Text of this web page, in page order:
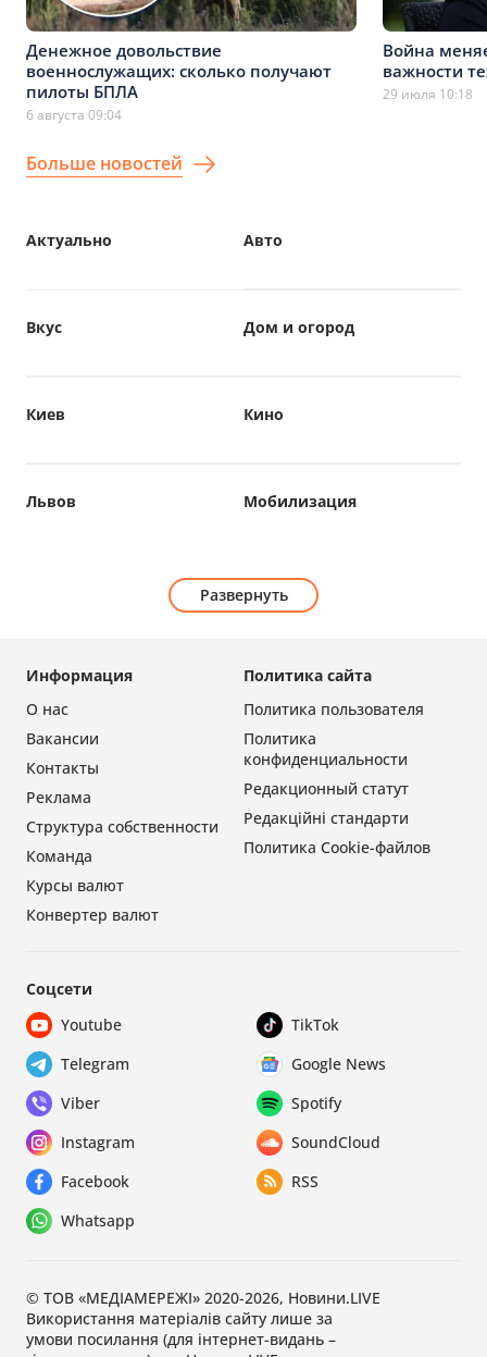
Денежное довольствие
военнослужащих: сколько получают
пилоты БПЛА
6 августа 09:04
Война
важности
29 июля 10:18
Больше новостей
Авто
Актуально
Вкус Дом и огород
Киев Кино
Львов Мобилизация
Развернуть
Политика сайта
Политика пользователя
Политика
конфиденциальности
Редакционный статут
Редакційні стандарти
Политика Cookie-файлов
Информация
О нас
Вакансии
Контакты
Реклама
Структура собственности
Команда
Курсы валют
Конвертер валют
Соцсети
Youtube
TikTok
Telegram
Google News
Viber
Spotify
Instagram
SoundCloud
Facebook
RSS
Whatsapp
© ТОВ «МЕДІАМЕРЕЖІ» 2020-2026, Новини.LIVE
Використання матеріалів сайту лише за
умови посилання (для інтернет-видань –